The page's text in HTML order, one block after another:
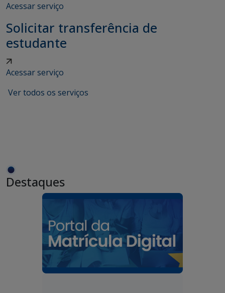
Acessar serviço
Solicitar transferência de
estudante
Acessar serviço
Ver todos os serviços
Destaques